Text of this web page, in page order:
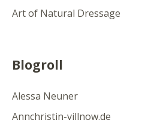
Art of Natural Dressage
Blogroll
Alessa Neuner
Annchristin-villnow.de